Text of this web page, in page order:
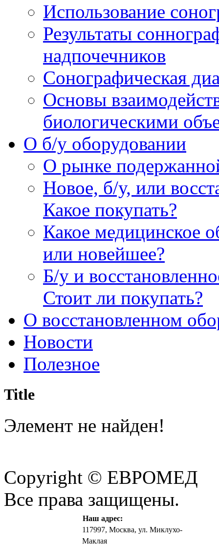
Использование
Результаты
надпочечников
Сонографическая
Основы
биологическими
O б/у оборудовании
О рынке
Новое, б/у, или
Какое покупать?
Какое медицинское
или новейшее?
Б/у и
Стоит ли покупать?
О восстановленном
Новости
Полезное
Title
Элемент не найден!
Copyright © ЕВРОМЕД
Все права защищены.
Наш адрес:
117997, Москва, ул. Миклухо-
Маклая